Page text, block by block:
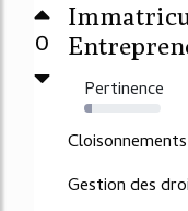
0
Pertinence
10%
Gestion des